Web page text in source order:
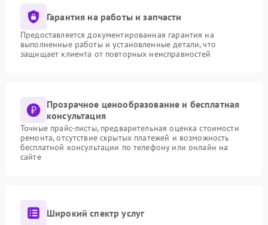
Гарантия на работы и запчасти
Предоставляется документированная гарантия на
выполненные работы и установленные детали, что
защищает клиента от повторных неисправностей
Прозрачное ценообразование и бесплатная
консультация
Точные прайс-листы, предварительная оценка стоимости
ремонта, отсутствие скрытых платежей и возможность
бесплатной консультации по телефону или онлайн на
сайте
Широкий спектр услуг